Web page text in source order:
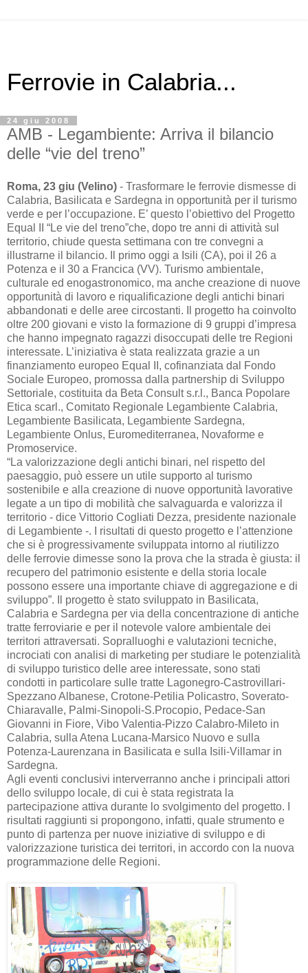
Ferrovie in Calabria...
24 giu 2008
AMB - Legambiente: Arriva il bilancio
delle “vie del treno”
Roma, 23 giu (Velino) - Trasformare le ferrovie dismesse di
Calabria, Basilicata e Sardegna in opportunità per il turismo
verde e per l’occupazione. E’ questo l’obiettivo del Progetto
Equal II “Le vie del treno”che, dopo tre anni di attività sul
territorio, chiude questa settimana con tre convegni a
illustrarne il bilancio. Il primo oggi a Isili (CA), poi il 26 a
Potenza e il 30 a Francica (VV). Turismo ambientale,
culturale ed enogastronomico, ma anche creazione di nuove
opportunità di lavoro e riqualificazione degli antichi binari
abbandonati e delle aree circostanti. Il progetto ha coinvolto
oltre 200 giovani e visto la formazione di 9 gruppi d’impresa
che hanno impegnato ragazzi disoccupati delle tre Regioni
interessate. L’iniziativa è stata realizzata grazie a un
finanziamento europeo Equal II, cofinanziata dal Fondo
Sociale Europeo, promossa dalla partnership di Sviluppo
Settoriale, costituita da Beta Consult s.r.l., Banca Popolare
Etica scarl., Comitato Regionale Legambiente Calabria,
Legambiente Basilicata, Legambiente Sardegna,
Legambiente Onlus, Euromediterranea, Novaforme e
Promoservice.
“La valorizzazione degli antichi binari, nel rispetto del
paesaggio, può essere un utile supporto al turismo
sostenibile e alla creazione di nuove opportunità lavorative
legate a un tipo di mobilità che salvaguarda e valorizza il
territorio - dice Vittorio Cogliati Dezza, presidente nazionale
di Legambiente -. I risultati di questo progetto e l’attenzione
che si è progressivamente sviluppata intorno al riutilizzo
delle ferrovie dimesse sono la prova che la strada è giusta: il
recupero del patrimonio esistente e della storia locale
possono essere una importante chiave di aggregazione e di
sviluppo”. Il progetto è stato sviluppato in Basilicata,
Calabria e Sardegna per via della concentrazione di antiche
tratte ferroviarie e per il notevole valore ambientale dei
territori attraversati. Sopralluoghi e valutazioni tecniche,
incrociati con analisi di marketing per studiare le potenzialità
di sviluppo turistico delle aree interessate, sono stati
condotti in particolare sulle tratte Lagonegro-Castrovillari-
Spezzano Albanese, Crotone-Petilia Policastro, Soverato-
Chiaravalle, Palmi-Sinopoli-S.Procopio, Pedace-San
Giovanni in Fiore, Vibo Valentia-Pizzo Calabro-Mileto in
Calabria, sulla Atena Lucana-Marsico Nuovo e sulla
Potenza-Laurenzana in Basilicata e sulla Isili-Villamar in
Sardegna.
Agli eventi conclusivi interverranno anche i principali attori
dello sviluppo locale, di cui è stata registrata la
partecipazione attiva durante lo svolgimento del progetto. I
risultati raggiunti si propongono, infatti, quale strumento e
punto di partenza per nuove iniziative di sviluppo e di
valorizzazione turistica dei territori, in accordo con la nuova
programmazione delle Regioni.